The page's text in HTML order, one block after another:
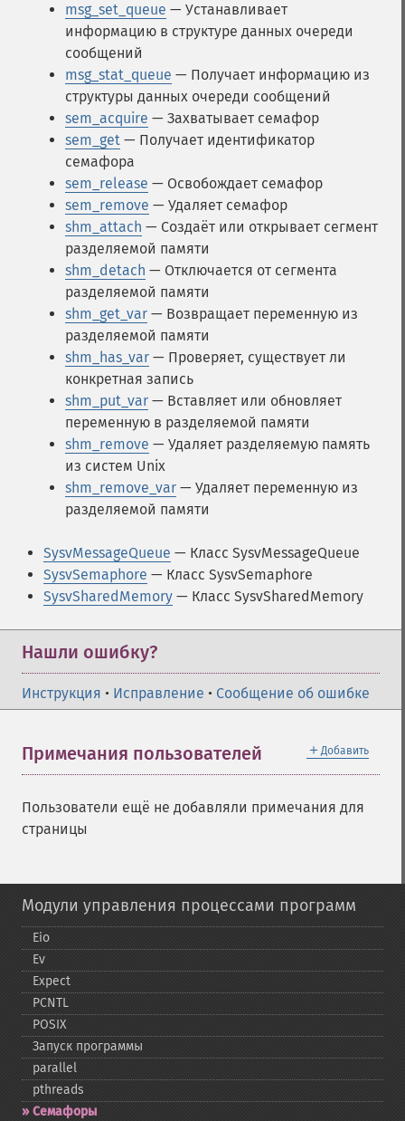
msg_set_queue — Устанавливает
информацию в структуре данных очереди
сообщений
msg_stat_queue — Получает информацию из
структуры данных очереди сообщений
sem_acquire — Захватывает семафор
sem_get — Получает идентификатор
семафора
sem_release — Освобождает семафор
sem_remove — Удаляет семафор
shm_attach — Создаёт или открывает сегмент
разделяемой памяти
shm_detach — Отключается от сегмента
разделяемой памяти
shm_get_var — Возвращает переменную из
разделяемой памяти
shm_has_var — Проверяет, существует ли
конкретная запись
shm_put_var — Вставляет или обновляет
переменную в разделяемой памяти
shm_remove — Удаляет разделяемую память
из систем Unix
shm_remove_var — Удаляет переменную из
разделяемой памяти
SysvMessageQueue — Класс SysvMessageQueue
SysvSemaphore — Класс SysvSemaphore
SysvSharedMemory — Класс SysvSharedMemory
Нашли ошибку?
Инструкция • Исправление • Сообщение об ошибке
＋ Добавить
Примечания пользователей
Пользователи ещё не добавляли примечания для
страницы
Модули управления процессами программ
Eio
Ev
Expect
PCNTL
POSIX
Запуск программы
parallel
pthreads
Семафоры